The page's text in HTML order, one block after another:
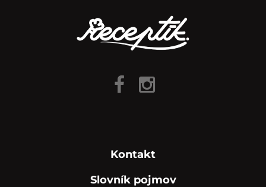
Kontakt
Slovník pojmov